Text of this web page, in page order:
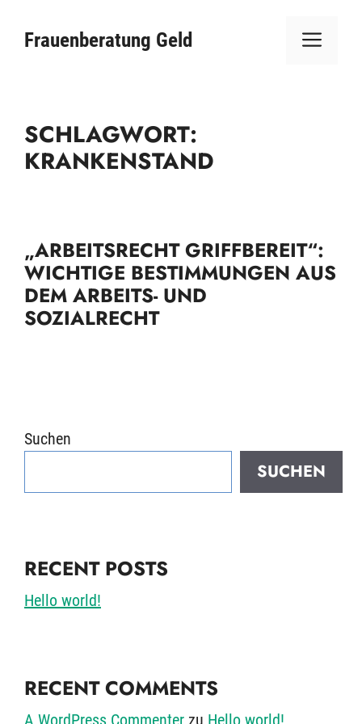
InhaltFrauenberatung Geld
SCHLAGWORT:
KRANKENSTAND
„ARBEITSRECHT GRIFFBEREIT“:
WICHTIGE BESTIMMUNGEN AUS
DEM ARBEITS- UND
SOZIALRECHT
Suchen
SUCHEN
RECENT POSTS
Hello world!
RECENT COMMENTS
A WordPress Commenter zu Hello world!